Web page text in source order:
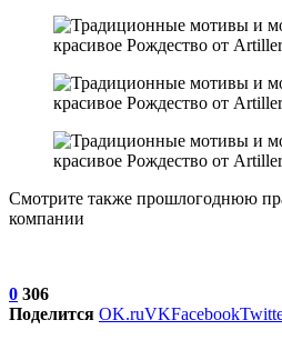
Смотрите также прошлогоднюю
компании
0 306
Поделится OK.ruVKFacebook